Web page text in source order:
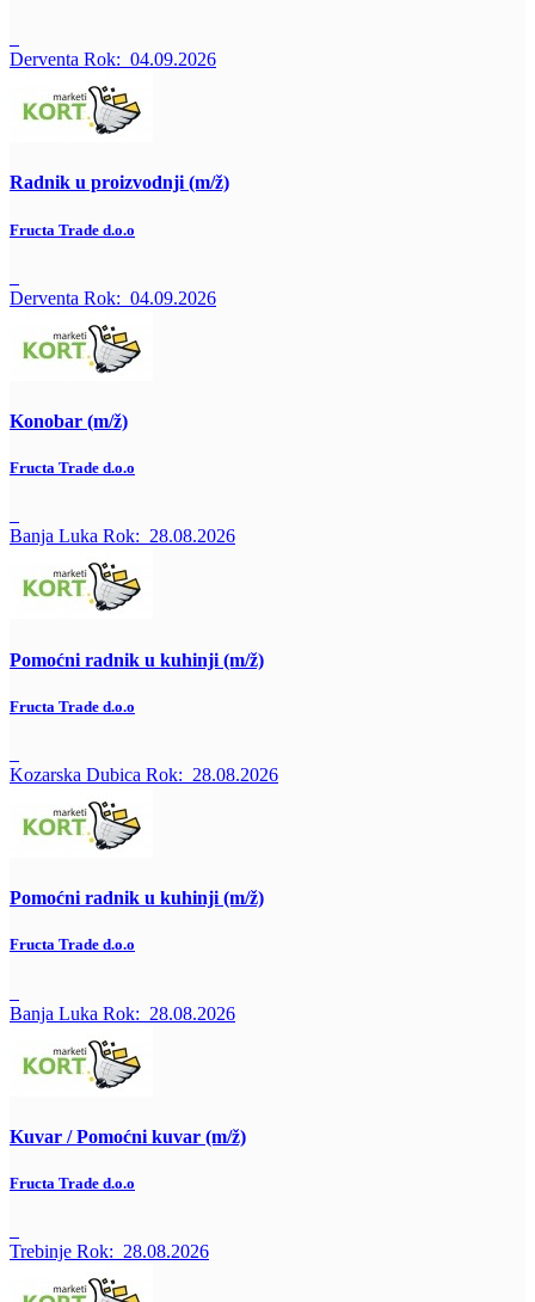
Derventa Rok: 04.09.2026
Radnik u proizvodnji (m/ž)
Fructa Trade d.o.o
Derventa Rok: 04.09.2026
Konobar (m/ž)
Fructa Trade d.o.o
Banja Luka Rok: 28.08.2026
Pomoćni radnik u kuhinji (m/ž)
Fructa Trade d.o.o
Kozarska Dubica Rok: 28.08.2026
Pomoćni radnik u kuhinji (m/ž)
Fructa Trade d.o.o
Banja Luka Rok: 28.08.2026
Kuvar / Pomoćni kuvar (m/ž)
Fructa Trade d.o.o
Trebinje Rok: 28.08.2026